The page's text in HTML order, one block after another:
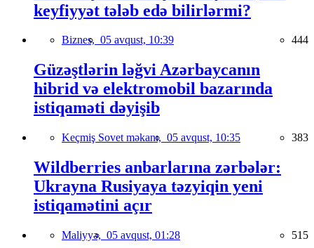
keyfiyyət tələb edə bilirlərmi?
Biznes, 05 avqust, 10:39 444
Güzəştlərin ləğvi Azərbaycanın
hibrid və elektromobil bazarında
istiqaməti dəyişib
Keçmiş Sovet məkanı, 05 avqust, 10:35 383
Wildberries anbarlarına zərbələr:
Ukrayna Rusiyaya təzyiqin yeni
istiqamətini açır
Maliyyə, 05 avqust, 01:28 515